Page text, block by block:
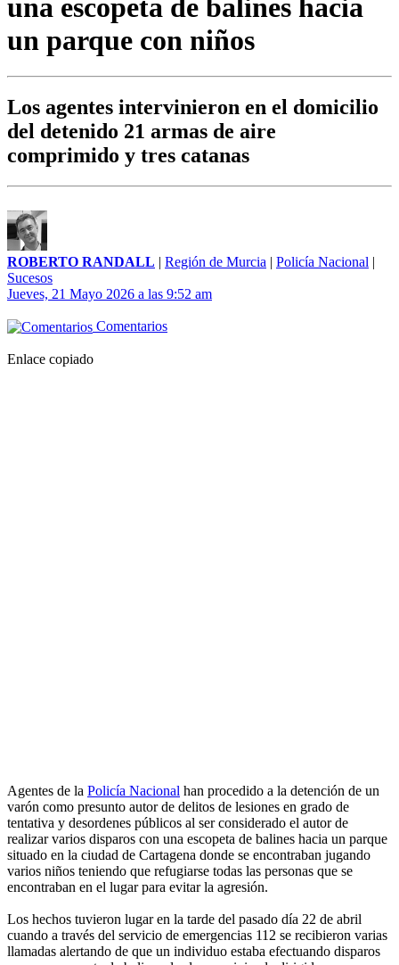
una escopeta de balines hacia
un parque con niños
Los agentes intervinieron en el domicilio
del detenido 21 armas de aire
comprimido y tres catanas
ROBERTO RANDALL | Región de Murcia | Policía Nacional |
Sucesos
Jueves, 21 Mayo 2026 a las 9:52 am
Comentarios
Enlace copiado
Agentes de la Policía Nacional han procedido a la detención de un
varón como presunto autor de delitos de lesiones en grado de
tentativa y desordenes públicos al ser considerado el autor de
realizar varios disparos con una escopeta de balines hacia un parque
situado en la ciudad de Cartagena donde se encontraban jugando
varios niños teniendo que refugiarse todas las personas que se
encontraban en el lugar para evitar la agresión.
Los hechos tuvieron lugar en la tarde del pasado día 22 de abril
cuando a través del servicio de emergencias 112 se recibieron varias
llamadas alertando de que un individuo estaba efectuando disparos